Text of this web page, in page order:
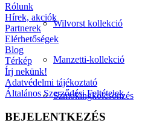
Wilvorst kollekció
Manzetti-kollekció
Szmokingkölcsönzés
Rólunk
Hírek, akciók
Partnerek
Elérhetőségek
Blog
Térkép
Írj nekünk!
Adatvédelmi tájékoztató
Általános Szerződési Feltételek
BEJELENTKEZÉS